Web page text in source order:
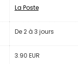
La Poste
De 2 à 3 jours
3.90 EUR